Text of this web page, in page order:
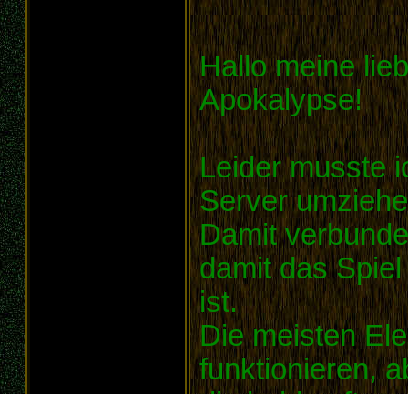
Hallo meine
Apokalypse!
Leider musste
Server
Damit
damit das
ist.
Die meisten
funktionieren,